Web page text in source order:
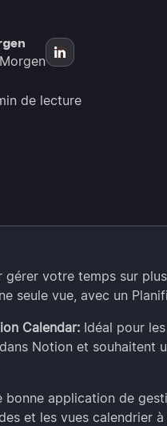
de lecture
gérer votre temps sur
seule vue, avec un
Calendar: Idéal pour
Notion et souhaitent
bonne application de
et les vues calendrier